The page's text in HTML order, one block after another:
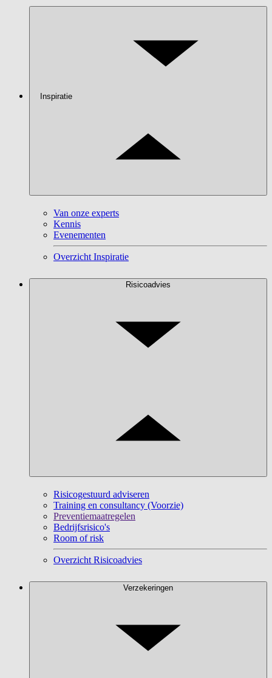
Inspiratie
Van onze experts
Kennis
Evenementen
Overzicht Inspiratie
Risicoadvies
Risicogestuurd adviseren
Training en consultancy (Voorzie)
Preventiemaatregelen
Bedrijfsrisico's
Room of risk
Overzicht Risicoadvies
Verzekeringen